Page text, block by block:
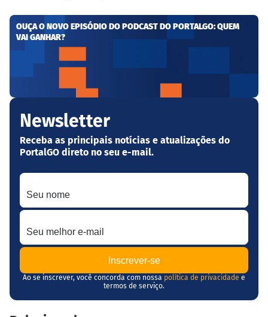
OUÇA O NOVO EPISÓDIO DO PODCAST DO PORTALGO: QUEM
VAI GANHAR?
Newsletter
Receba as principais notícias e atualizações do
PortalGO direto no seu e-mail.
Seu nome
Seu melhor e-mail
Ao se inscrever, você concorda com nossa política de privacidade e
termos de serviço.